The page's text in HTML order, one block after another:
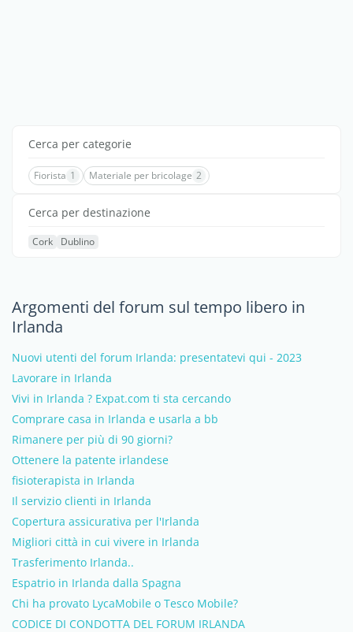
Cerca per categorie
Fiorista 1 Materiale per bricolage 2
Cerca per destinazione
Cork Dublino
Argomenti del forum sul tempo libero in
Irlanda
Nuovi utenti del forum Irlanda: presentatevi qui - 2023
Lavorare in Irlanda
Vivi in Irlanda ? Expat.com ti sta cercando
Comprare casa in Irlanda e usarla a bb
Rimanere per più di 90 giorni?
Ottenere la patente irlandese
fisioterapista in Irlanda
Il servizio clienti in Irlanda
Copertura assicurativa per l'Irlanda
Migliori città in cui vivere in Irlanda
Trasferimento Irlanda..
Espatrio in Irlanda dalla Spagna
Chi ha provato LycaMobile o Tesco Mobile?
CODICE DI CONDOTTA DEL FORUM IRLANDA